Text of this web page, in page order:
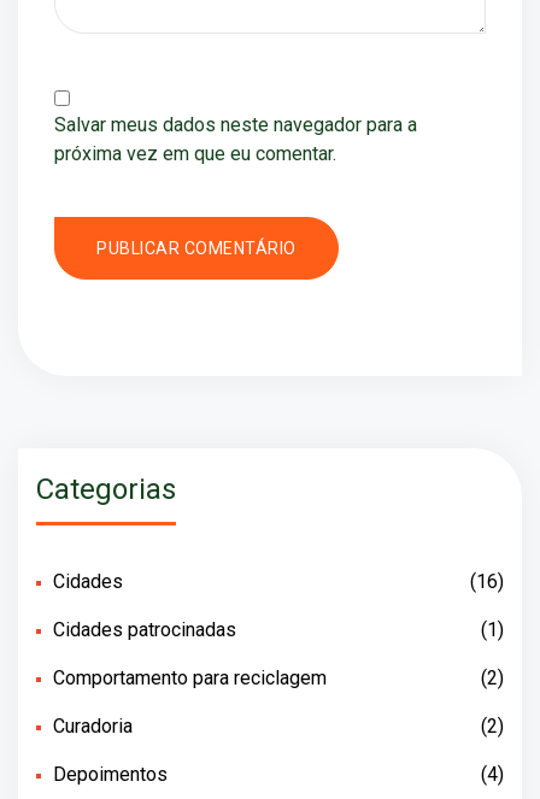
Salvar meus dados neste navegador para a
próxima vez em que eu comentar.
Categorias
Cidades (16)
Cidades patrocinadas (1)
Comportamento para reciclagem (2)
Curadoria (2)
Depoimentos (4)